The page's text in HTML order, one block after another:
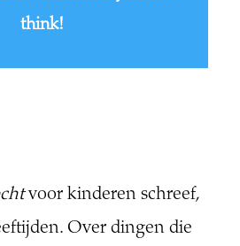
think!
voor kinderen schreef,
Over dingen die